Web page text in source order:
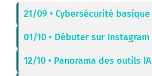
21/09 • Cybersécurité basique
01/10 • Débuter sur Instagram
12/10 • Panorama des outils IA